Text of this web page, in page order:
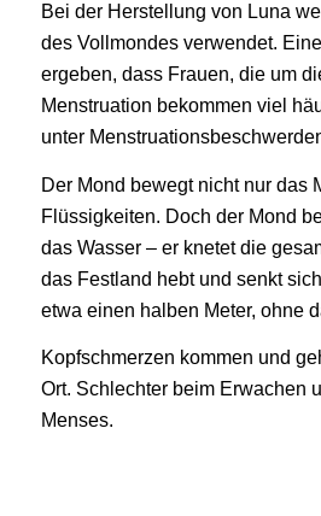
Bei der Herstellung von Luna
des Vollmondes verwendet.
ergeben, dass Frauen, die um
Menstruation bekommen viel
unter
Der Mond bewegt nicht nur das
Flüssigkeiten. Doch der Mond
das Wasser – er knetet die
das Festland hebt und senkt
etwa einen halben Meter, ohne
Kopfschmerzen kommen und
Ort. Schlechter beim Erwachen
Menses.